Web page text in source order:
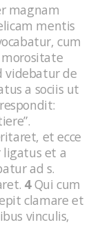
magnam
mentis
cum
videbatur de
a sociis ut
et ecce
et a
ad s.
4Qui cum
clamare et
vinculis,